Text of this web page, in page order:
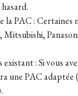
la PAC : Certaines
Mitsubishi,
: Si vous
une PAC